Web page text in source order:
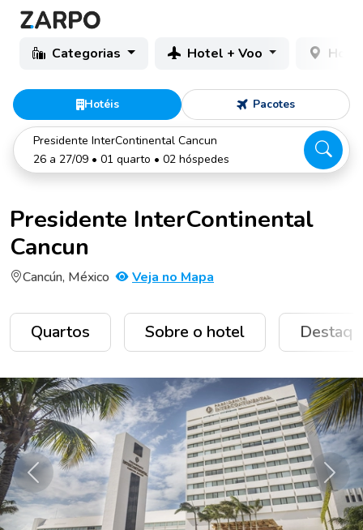
Categorias Hotel + Voo
Hotéis Pacotes
Presidente InterContinental Cancun
26 a 27/09 • 01 quarto • 02 hóspedes
Presidente InterContinental
Cancun
Cancún, México Veja no Mapa
Quartos Sobre o hotel
Anterior